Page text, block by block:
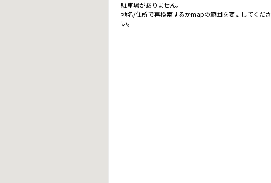
駐車場がありません。
地名/住所で再検索するかmapの範囲を変更してくださ
い。